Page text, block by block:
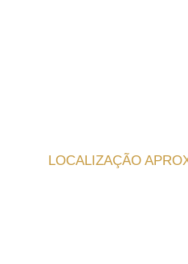
LOCALIZAÇÃO